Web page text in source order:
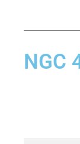
NGC